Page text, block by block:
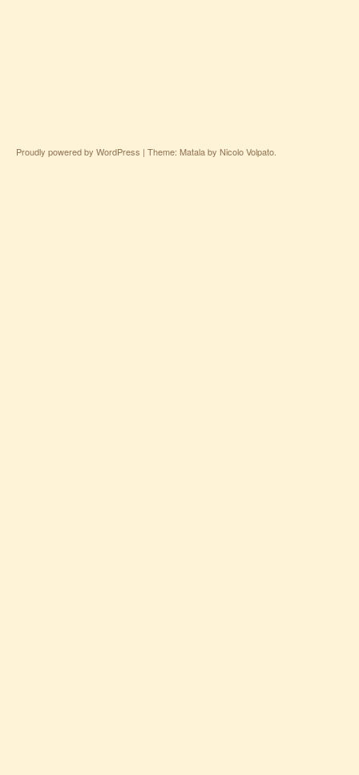
Proudly powered by WordPress | Theme: Matala by Nicolo Volpato.